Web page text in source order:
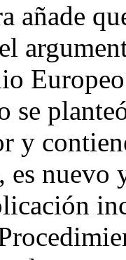
añade
se
y
es nuevo